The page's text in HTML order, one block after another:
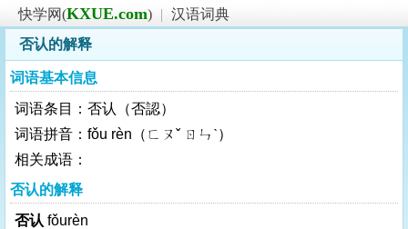
快学网(KXUE.com) | 汉语词典
否认的解释
词语基本信息
词语条目：否认（否認）
词语拼音：fǒu rèn（ㄈㄡˇ ㄖㄣˋ）
相关成语：
否认的解释
否认 fǒurèn